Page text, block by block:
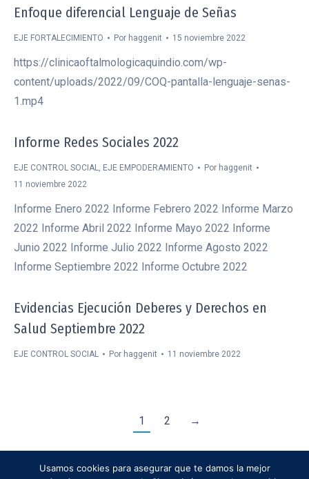
Enfoque diferencial Lenguaje de Señas
EJE FORTALECIMIENTO Por haggenit 15 noviembre 2022
https://clinicaoftalmologicaquindio.com/wp-
content/uploads/2022/09/COQ-pantalla-lenguaje-senas-
1.mp4
Informe Redes Sociales 2022
EJE CONTROL SOCIAL, EJE EMPODERAMIENTO Por haggenit
11 noviembre 2022
Informe Enero 2022 Informe Febrero 2022 Informe Marzo
2022 Informe Abril 2022 Informe Mayo 2022 Informe
Junio 2022 Informe Julio 2022 Informe Agosto 2022
Informe Septiembre 2022 Informe Octubre 2022
Evidencias Ejecución Deberes y Derechos en
Salud Septiembre 2022
EJE CONTROL SOCIAL Por haggenit 11 noviembre 2022
1 2 →
Usamos cookies para asegurar que te damos la mejor